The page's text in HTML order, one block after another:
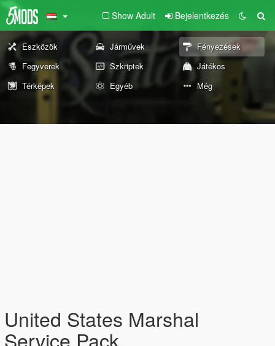
Show Adult Bejelentkezés
Eszközök Járművek
Fényezések
Fegyverek
Szkriptek
Játékos
Térképek
Egyéb Még
United States Marshal
Service Pack